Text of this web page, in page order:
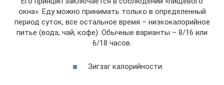
окна». Еду можно принимать только в определенный
период суток, все остальное время – низкокалорийное
питье (вода, чай, кофе). Обычные варианты – 8/16 или
6/18 часов.
Зигзаг калорийности.